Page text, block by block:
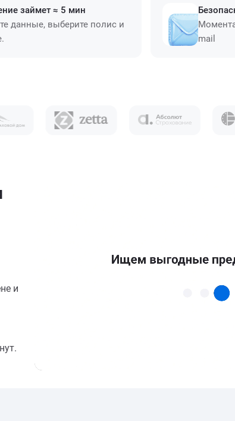
займет ≈ 5 мин
данные, выберите полис и
mail
и